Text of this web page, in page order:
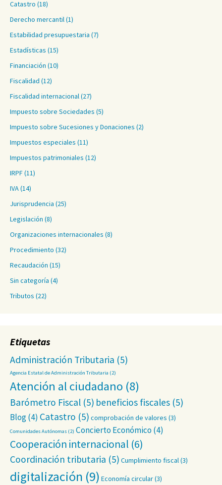
Catastro (18)
Derecho mercantil(1)
Estabilidad presupuestaria (7)
Estadísticas (15)
Financiación (10)
Fiscalidad (12)
Fiscalidad internacional(27)
Impuesto sobre Sociedades (5)
Impuesto sobre Sucesiones y Donaciones (2)
Impuestos especiales (11)
Impuestos patrimoniales (12)
IRPF(11)
IVA(14)
Jurisprudencia (25)
Legislación (8)
Organizaciones internacionales (8)
Procedimiento (32)
Recaudación (15)
Sin categoría (4)
Tributos (22)
Etiquetas
Administración Tributaria (5)
Agencia Estatal de Administración Tributaria (2)
Atención al ciudadano (8)
Barómetro Fiscal (5) beneficios fiscales (5)
Blog(4) Catastro (5) comprobación de valores (3)
Comunidades Autónomas (2) Concierto Económico(4)
Cooperación internacional (6)
Coordinación tributaria (5) Cumplimiento fiscal(3)
digitalización (9) Economía circular(3)